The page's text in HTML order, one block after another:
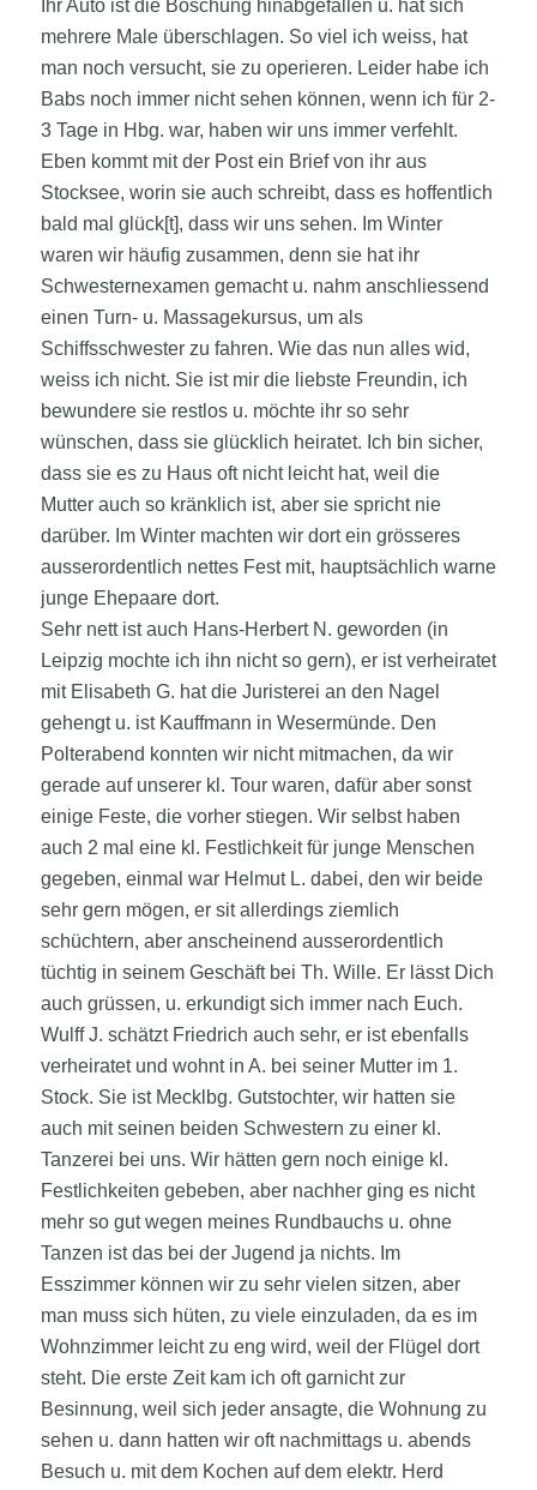
Ihr Auto ist die Böschung hinabgefallen u. hat sich
mehrere Male überschlagen. So viel ich weiss, hat
man noch versucht, sie zu operieren. Leider habe ich
Babs noch immer nicht sehen können, wenn ich für 2-
3 Tage in Hbg. war, haben wir uns immer verfehlt.
Eben kommt mit der Post ein Brief von ihr aus
Stocksee, worin sie auch schreibt, dass es hoffentlich
bald mal glück[t], dass wir uns sehen. Im Winter
waren wir häufig zusammen, denn sie hat ihr
Schwesternexamen gemacht u. nahm anschliessend
einen Turn- u. Massagekursus, um als
Schiffsschwester zu fahren. Wie das nun alles wid,
weiss ich nicht. Sie ist mir die liebste Freundin, ich
bewundere sie restlos u. möchte ihr so sehr
wünschen, dass sie glücklich heiratet. Ich bin sicher,
dass sie es zu Haus oft nicht leicht hat, weil die
Mutter auch so kränklich ist, aber sie spricht nie
darüber. Im Winter machten wir dort ein grösseres
ausserordentlich nettes Fest mit, hauptsächlich warne
junge Ehepaare dort.
Sehr nett ist auch Hans-Herbert N. geworden (in
Leipzig mochte ich ihn nicht so gern), er ist verheiratet
mit Elisabeth G. hat die Juristerei an den Nagel
gehengt u. ist Kauffmann in Wesermünde. Den
Polterabend konnten wir nicht mitmachen, da wir
gerade auf unserer kl. Tour waren, dafür aber sonst
einige Feste, die vorher stiegen. Wir selbst haben
auch 2 mal eine kl. Festlichkeit für junge Menschen
gegeben, einmal war Helmut L. dabei, den wir beide
sehr gern mögen, er sit allerdings ziemlich
schüchtern, aber anscheinend ausserordentlich
tüchtig in seinem Geschäft bei Th. Wille. Er lässt Dich
auch grüssen, u. erkundigt sich immer nach Euch.
Wulff J. schätzt Friedrich auch sehr, er ist ebenfalls
verheiratet und wohnt in A. bei seiner Mutter im 1.
Stock. Sie ist Mecklbg. Gutstochter, wir hatten sie
auch mit seinen beiden Schwestern zu einer kl.
Tanzerei bei uns. Wir hätten gern noch einige kl.
Festlichkeiten gebeben, aber nachher ging es nicht
mehr so gut wegen meines Rundbauchs u. ohne
Tanzen ist das bei der Jugend ja nichts. Im
Esszimmer können wir zu sehr vielen sitzen, aber
man muss sich hüten, zu viele einzuladen, da es im
Wohnzimmer leicht zu eng wird, weil der Flügel dort
steht. Die erste Zeit kam ich oft garnicht zur
Besinnung, weil sich jeder ansagte, die Wohnung zu
sehen u. dann hatten wir oft nachmittags u. abends
Besuch u. mit dem Kochen auf dem elektr. Herd